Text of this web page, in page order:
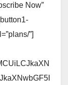
Now”
”]